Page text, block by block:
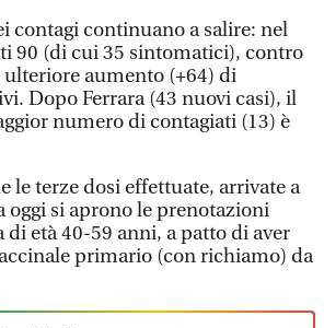
contagi continuano a salire: nel
90 (di cui 35 sintomatici), contro
aumento (+64) di
Dopo Ferrara (43 nuovi casi), il
numero di contagiati (13) è
le terze dosi effettuate, arrivate a
oggi si aprono le prenotazioni
di età 40-59 anni, a patto di aver
primario (con richiamo) da